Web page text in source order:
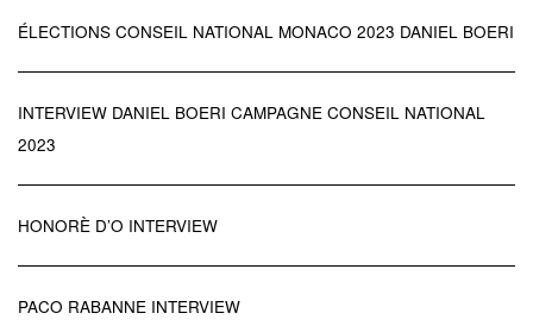
ÉLECTIONS CONSEIL NATIONAL MONACO 2023 DANIEL BOERI
INTERVIEW DANIEL BOERI CAMPAGNE CONSEIL NATIONAL
2023
HONORÈ D’O INTERVIEW
PACO RABANNE INTERVIEW